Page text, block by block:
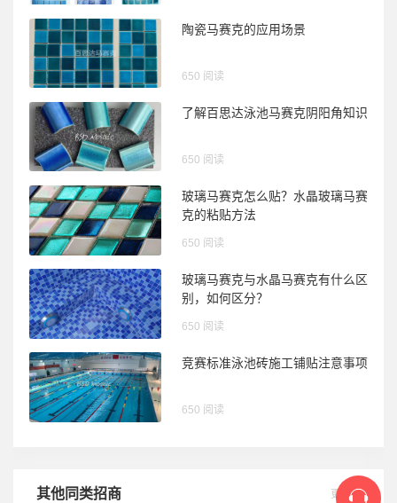
陶瓷马赛克的应用场景
650 阅读
了解百思达泳池马赛克阴阳角知识
650 阅读
玻璃马赛克怎么贴？水晶玻璃马赛
克的粘贴方法
650 阅读
玻璃马赛克与水晶马赛克有什么区
别，如何区分？
650 阅读
竞赛标准泳池砖施工铺贴注意事项
650 阅读
其他同类招商 更多>>